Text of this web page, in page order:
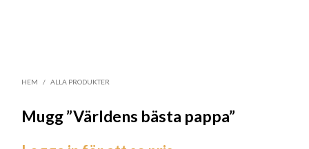
HEM / ALLA PRODUKTER
Mugg ”Världens bästa pappa”